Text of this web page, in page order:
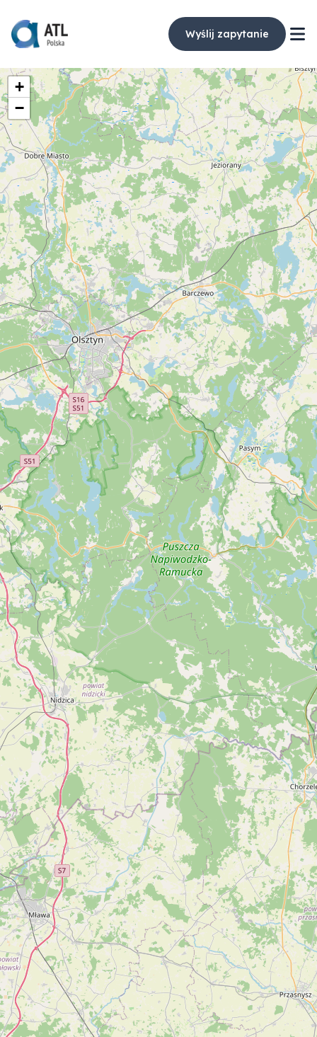
Wyślij zapytanie
+
−